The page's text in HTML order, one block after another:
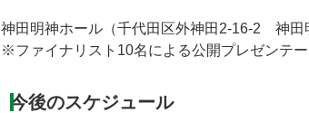
神田明神ホール（千代田区外神田2-16-2 神田
※ファイナリスト10名による公開プレゼンテ
今後のスケジュール